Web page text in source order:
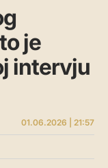
je
intervju
01.06.2026 | 21:57